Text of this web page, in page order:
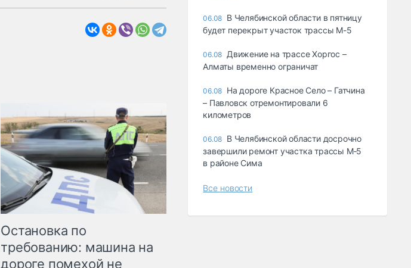
Остановка по
требованию: машина на
дороге помехой не
06.08 В Челябинской области в пятницу
будет перекрыт участок трассы М-5
06.08 Движение на трассе Хоргос –
Алматы временно ограничат
06.08 На дороге Красное Село – Гатчина
– Павловск отремонтировали 6
километров
06.08 В Челябинской области досрочно
завершили ремонт участка трассы М‑5
в районе Сима
Все новости